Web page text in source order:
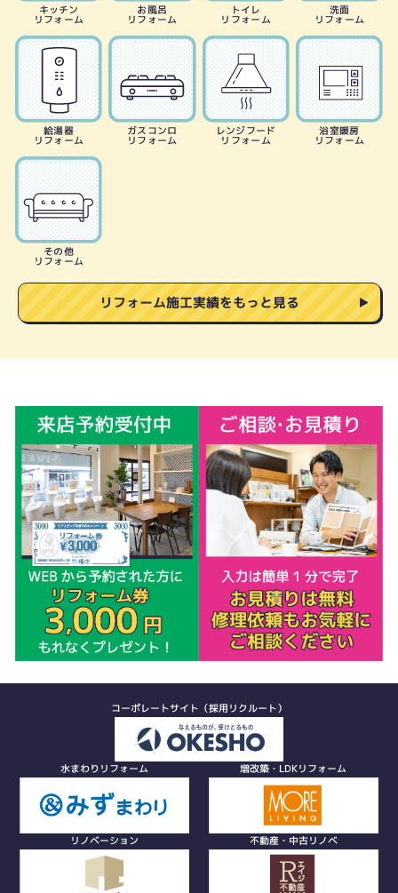
キッチン
リフォーム
お風呂
リフォーム
トイレ
リフォーム
洗面
リフォーム
給湯器
リフォーム
ガスコンロ
リフォーム
レンジフード
リフォーム
浴室暖房
リフォーム
その他
リフォーム
リフォーム施工実績をもっと見る
コーポレートサイト（採用リクルート）
水まわりリフォーム 増改築・LDKリフォーム
リノベーション 不動産・中古リノベ